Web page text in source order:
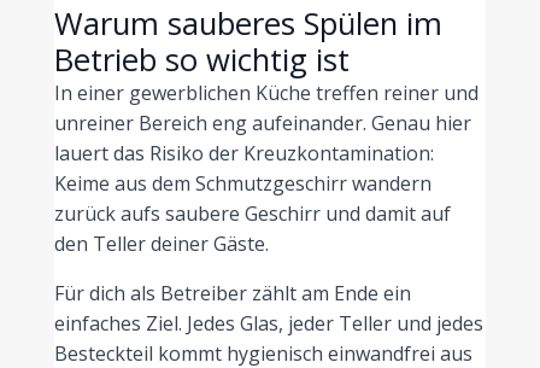
Warum sauberes Spülen im
Betrieb so wichtig ist
In einer gewerblichen Küche treffen reiner und
unreiner Bereich eng aufeinander. Genau hier
lauert das Risiko der Kreuzkontamination:
Keime aus dem Schmutzgeschirr wandern
zurück aufs saubere Geschirr und damit auf
den Teller deiner Gäste.
Für dich als Betreiber zählt am Ende ein
einfaches Ziel. Jedes Glas, jeder Teller und jedes
Besteckteil kommt hygienisch einwandfrei aus